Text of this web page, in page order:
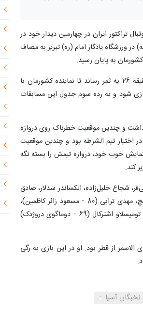
تراکتور ایران در چهارمین دیدار خود در
آسیا، از ساعت 19:30 امروز (دوشنبه) در ورزشگاه یادگار امام (ره) تبریز به مصاف
به پایان رسید.
تک گل شاگردان اسکوچیچ در این بازی را مهدی ترابی در دقیقه 26 به ثمر رساند تا نماینده کشورمان با
شود و به رده سوم جدول این مسابقات
داشت و چندین موقعیت خطرناک روی دروازه
اختیار تیم الشرطه بود و چندین موقعیت
نمایش خوب خود، دروازه تیمش را بسته نگه
کند.
شجاع خلیل‌زاده، الکساندر سدلار، صادق
محرمی (80 - اودیل خامروبکوف)، مهدی شیری، تیبور هلیلوویچ، مهدی ترابی (80 - مسعود زائر کاظمین)،
مهدی هاشم‌نژاد (69 - رگی لوشکیا)، امیرحسین حسین‌زاده و تومیسلاو اشترکال (69 - دوماگوی دروژدک)
الاسمر از قطر بود. او در این بازی به رگی
آسیا